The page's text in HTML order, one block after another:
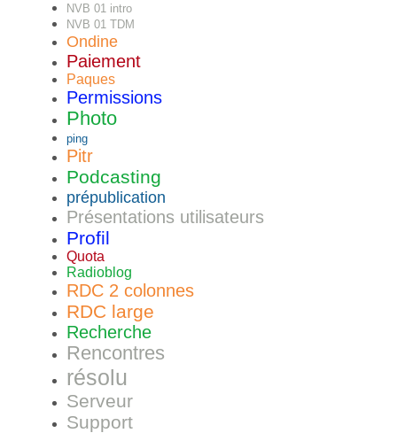
NVB 01 intro
NVB 01 TDM
Ondine
Paiement
Paques
Permissions
Photo
ping
Pitr
Podcasting
prépublication
Présentations utilisateurs
Profil
Quota
Radioblog
RDC 2 colonnes
RDC large
Recherche
Rencontres
résolu
Serveur
Support